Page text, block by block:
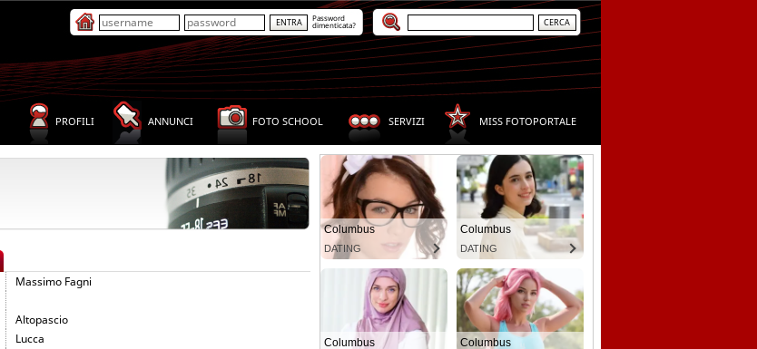
Password
dimenticata?
PROFILI ANNUNCI FOTO SCHOOL SERVIZI MISS FOTOPORTALE
Massimo Fagni
Altopascio
Lucca